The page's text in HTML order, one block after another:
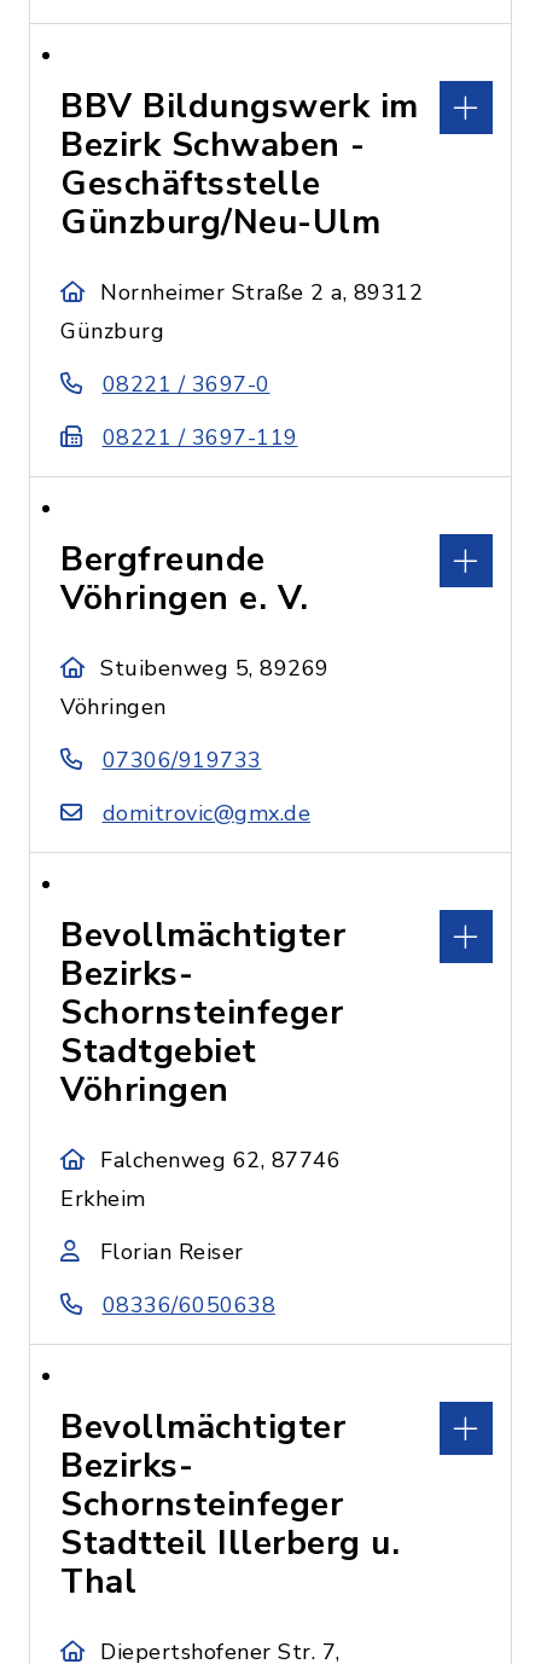
BBV Bildungswerk im
Bezirk Schwaben -
Geschäftsstelle
Günzburg/Neu-Ulm
Nornheimer Straße 2 a, 89312
Günzburg
08221 / 3697-0
08221 / 3697-119
Bergfreunde
Vöhringen e. V.
Stuibenweg 5, 89269
Vöhringen
07306/919733
domitrovic@gmx.de
Bevollmächtigter
Bezirks-
Schornsteinfeger
Stadtgebiet
Vöhringen
Falchenweg 62, 87746
Erkheim
Florian Reiser
08336/6050638
Bevollmächtigter
Bezirks-
Schornsteinfeger
Stadtteil Illerberg u.
Thal
Diepertshofener Str. 7,